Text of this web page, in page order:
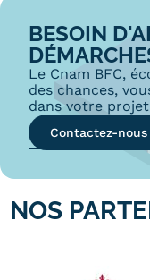
BESOIN
Le Cnam BFC,
des chances,
dans votre
Contactez-nous
NOS